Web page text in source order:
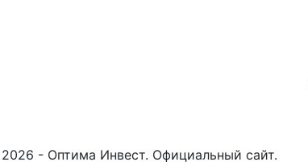
2026 - Оптима Инвест. Официальный сайт.